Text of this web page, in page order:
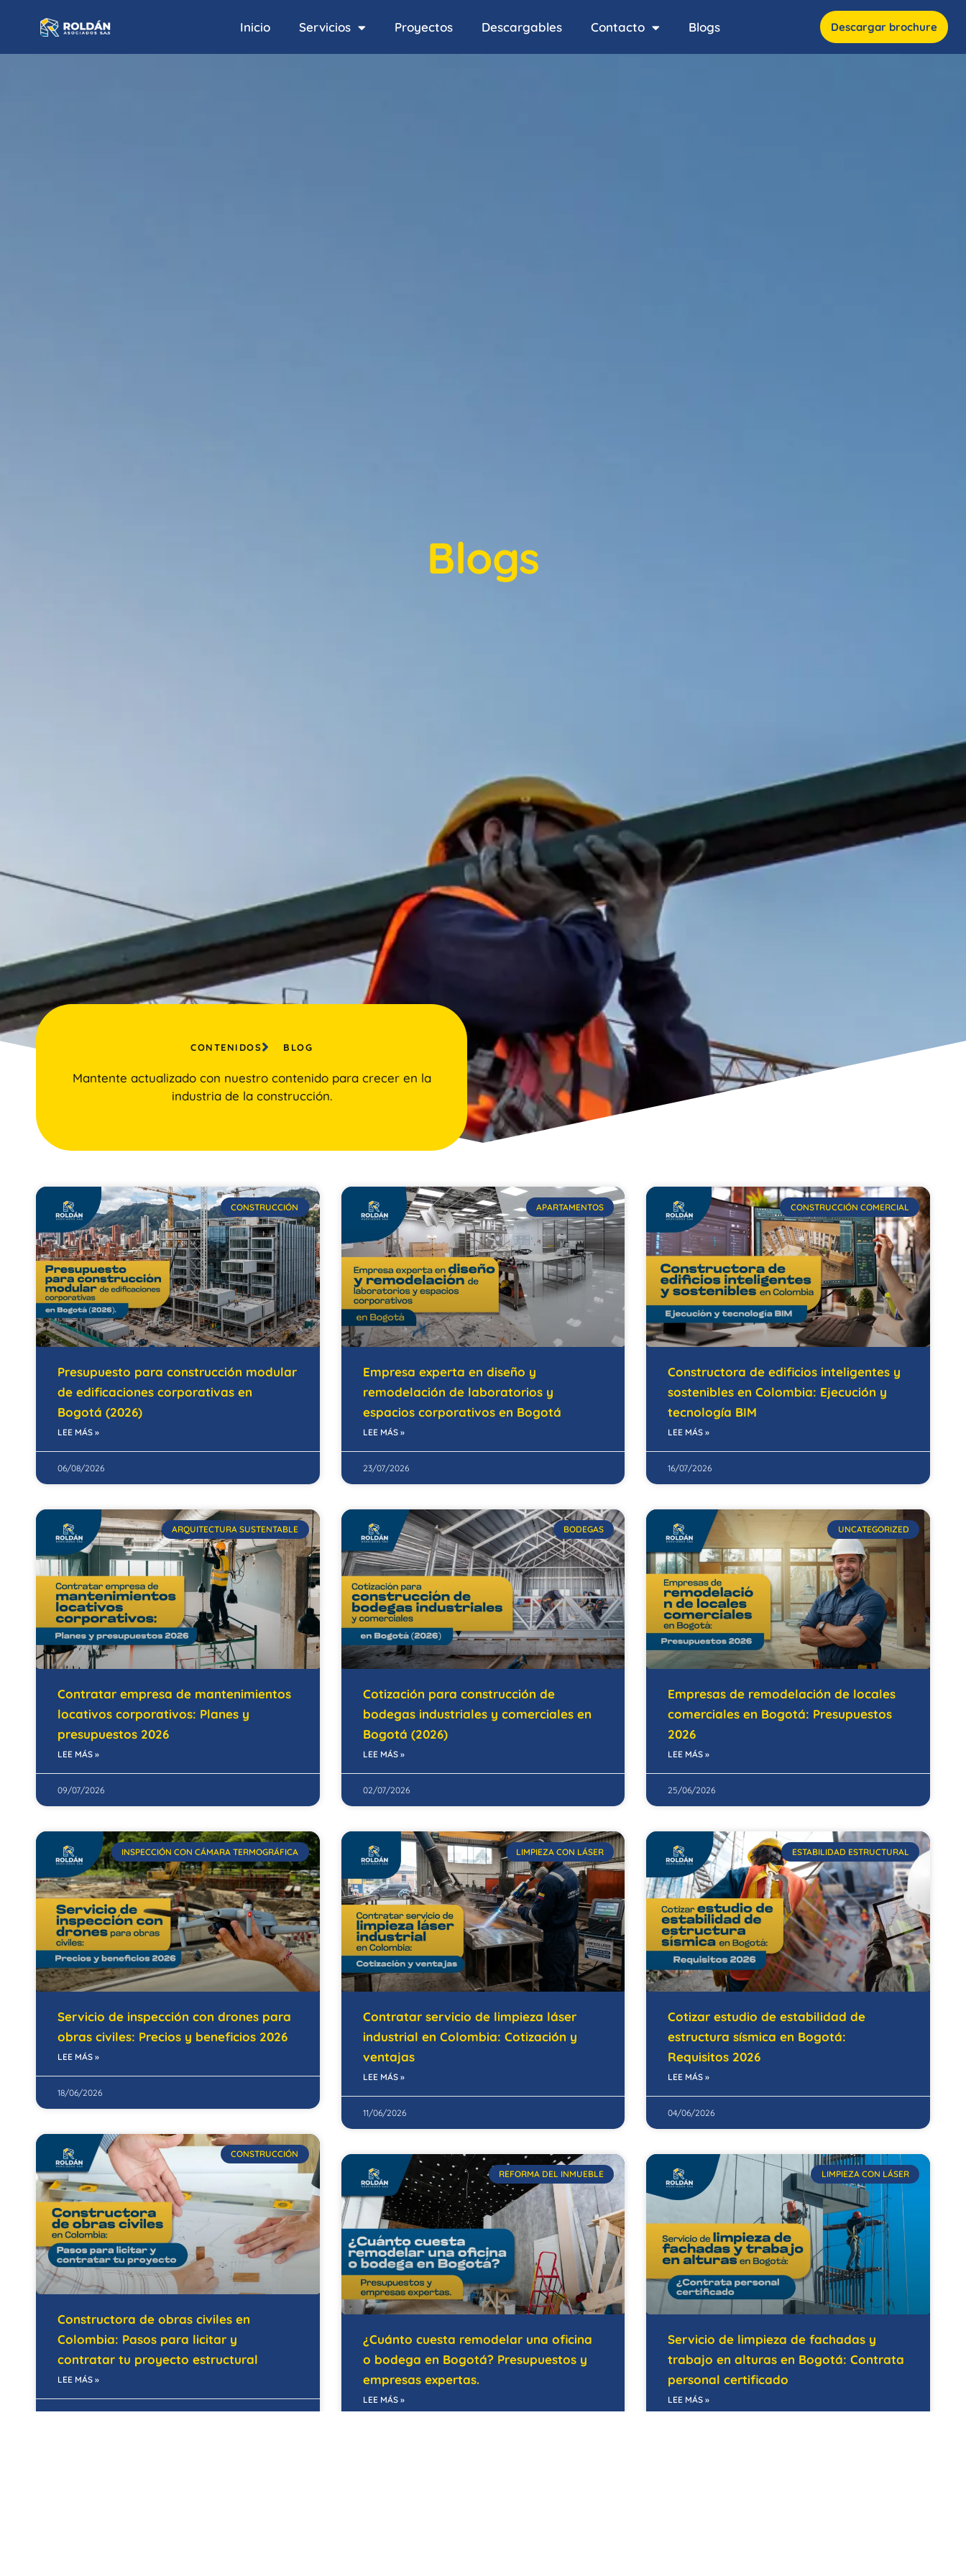
Inicio Servicios Proyectos Descargables Contacto Blogs Descargar brochure
Blogs
CONTENIDOS BLOG
Mantente actualizado con nuestro contenido para crecer en la
industria de la construcción.
CONSTRUCCIÓN
Presupuesto para construcción modular
de edificaciones corporativas en
Bogotá (2026)
LEE MÁS »
06/08/2026
APARTAMENTOS
Empresa experta en diseño y
remodelación de laboratorios y
espacios corporativos en Bogotá
LEE MÁS »
23/07/2026
CONSTRUCCIÓN COMERCIAL
Constructora de edificios inteligentes y
sostenibles en Colombia: Ejecución y
tecnología BIM
LEE MÁS »
16/07/2026
ARQUITECTURA SUSTENTABLE
Contratar empresa de mantenimientos
locativos corporativos: Planes y
presupuestos 2026
LEE MÁS »
09/07/2026
BODEGAS
Cotización para construcción de
bodegas industriales y comerciales en
Bogotá (2026)
LEE MÁS »
02/07/2026
UNCATEGORIZED
Empresas de remodelación de locales
comerciales en Bogotá: Presupuestos
2026
LEE MÁS »
25/06/2026
INSPECCIÓN CON CÁMARA TERMOGRÁFICA
Servicio de inspección con drones para
obras civiles: Precios y beneficios 2026
LEE MÁS »
18/06/2026
LIMPIEZA CON LÁSER
Contratar servicio de limpieza láser
industrial en Colombia: Cotización y
ventajas
LEE MÁS »
11/06/2026
ESTABILIDAD ESTRUCTURAL
Cotizar estudio de estabilidad de
estructura sísmica en Bogotá:
Requisitos 2026
LEE MÁS »
04/06/2026
CONSTRUCCIÓN
Constructora de obras civiles en
Colombia: Pasos para licitar y
contratar tu proyecto estructural
LEE MÁS »
28/05/2026
REFORMA DEL INMUEBLE
¿Cuánto cuesta remodelar una oficina
o bodega en Bogotá? Presupuestos y
empresas expertas.
LEE MÁS »
LIMPIEZA CON LÁSER
Servicio de limpieza de fachadas y
trabajo en alturas en Bogotá: Contrata
personal certificado
LEE MÁS »